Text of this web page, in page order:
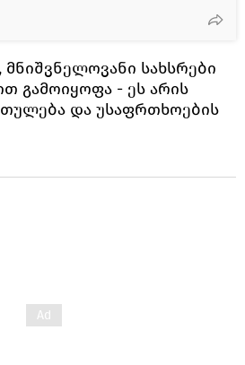
სახსრები
გამოიყოფა - ეს არის
და უსაფრთხოების